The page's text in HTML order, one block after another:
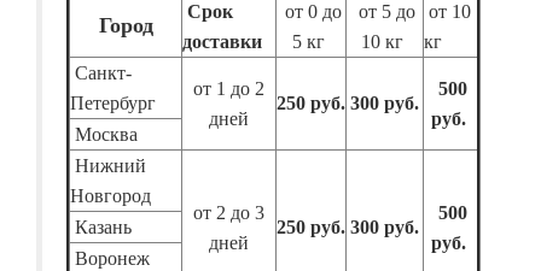
Город
Срок
доставки
от 0 до
5 кг
от 5 до
10 кг
от 10
кг
Санкт-
Петербург
от 1 до 2
дней
250 руб. 300 руб.
500
руб.
Москва
Нижний
Новгород
от 2 до 3
дней
250 руб. 300 руб.
500
руб.
Казань
Воронеж